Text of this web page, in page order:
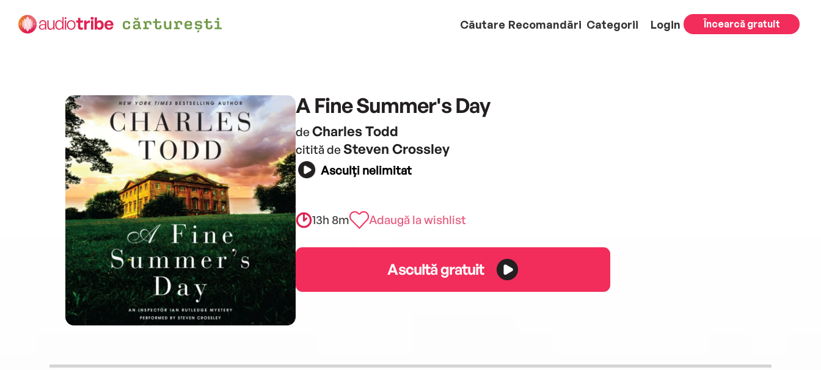
Căutare Recomandări Categorii Login Încearcă gratuit
A Fine Summer's Day
de Charles Todd
citită de Steven Crossley
Asculți nelimitat
13h 8m Adaugă la wishlist
Ascultă gratuit